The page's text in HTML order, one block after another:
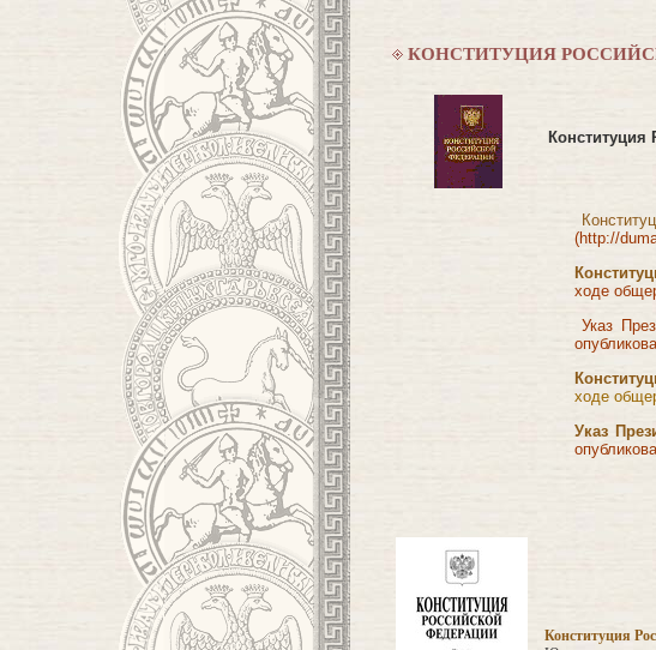
КОНСТИТУЦИЯ
Конституция
(http://
ходе
Указ
ходе
Указ
Конституция